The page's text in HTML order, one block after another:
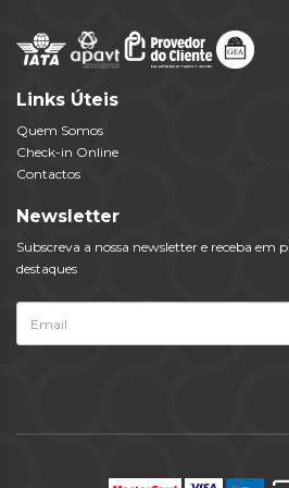
Links Úteis
Quem Somos
Check-in Online
Contactos
Newsletter
Subscreva a nossa newsletter e receba em
destaques